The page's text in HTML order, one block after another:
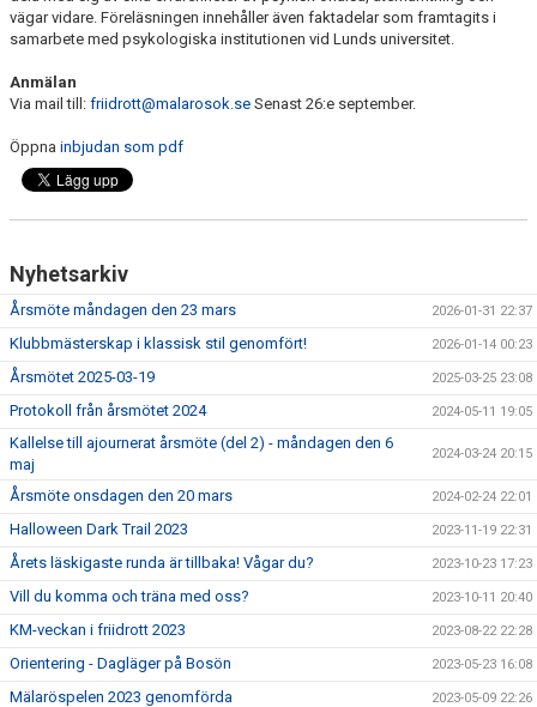
vägar vidare. Föreläsningen innehåller även faktadelar som framtagits i
samarbete med psykologiska institutionen vid Lunds universitet.
Anmälan
Via mail till: friidrott@malarosok.se Senast 26:e september.
Öppna inbjudan som pdf
Nyhetsarkiv
Årsmöte måndagen den 23 mars 2026-01-31 22:37
Klubbmästerskap i klassisk stil genomfört! 2026-01-14 00:23
Årsmötet 2025-03-19 2025-03-25 23:08
Protokoll från årsmötet 2024 2024-05-11 19:05
Kallelse till ajournerat årsmöte (del 2) - måndagen den 6
maj
2024-03-24 20:15
Årsmöte onsdagen den 20 mars 2024-02-24 22:01
Halloween Dark Trail 2023 2023-11-19 22:31
Årets läskigaste runda är tillbaka! Vågar du? 2023-10-23 17:23
Vill du komma och träna med oss? 2023-10-11 20:40
KM-veckan i friidrott 2023 2023-08-22 22:28
Orientering - Dagläger på Bosön 2023-05-23 16:08
Mälaröspelen 2023 genomförda 2023-05-09 22:26